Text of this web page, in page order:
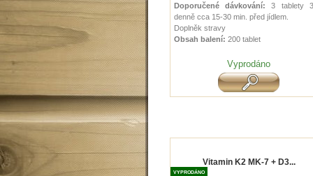
Doporučené dávkování: 3 tablety
denně cca 15-30 min. před jídlem.
Doplněk stravy
Obsah balení: 200 tablet
Vyprodáno
Vitamin K2 MK-7 + D3...
VYPRODÁNO